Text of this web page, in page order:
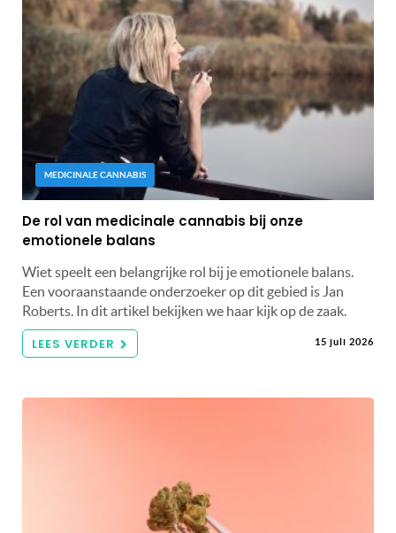
MEDICINALE CANNABIS
De rol van medicinale cannabis bij onze
emotionele balans
Wiet speelt een belangrijke rol bij je emotionele balans.
Een vooraanstaande onderzoeker op dit gebied is Jan
Roberts. In dit artikel bekijken we haar kijk op de zaak.
LEES VERDER 15 juli 2026